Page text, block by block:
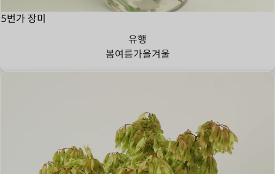
5번가 장미
유행
봄여름가을겨울